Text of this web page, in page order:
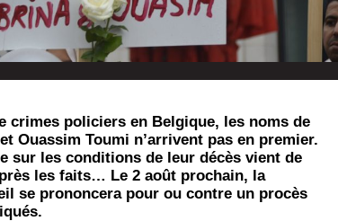
crimes poli­ciers en Bel­gique, les noms de
Ouas­sim Tou­mi n’arrivent pas en pre­mier.
sur les condi­tions de leur décès vient de
les faits… Le 2 août pro­chain, la
se pro­non­ce­ra pour ou contre un pro­cès